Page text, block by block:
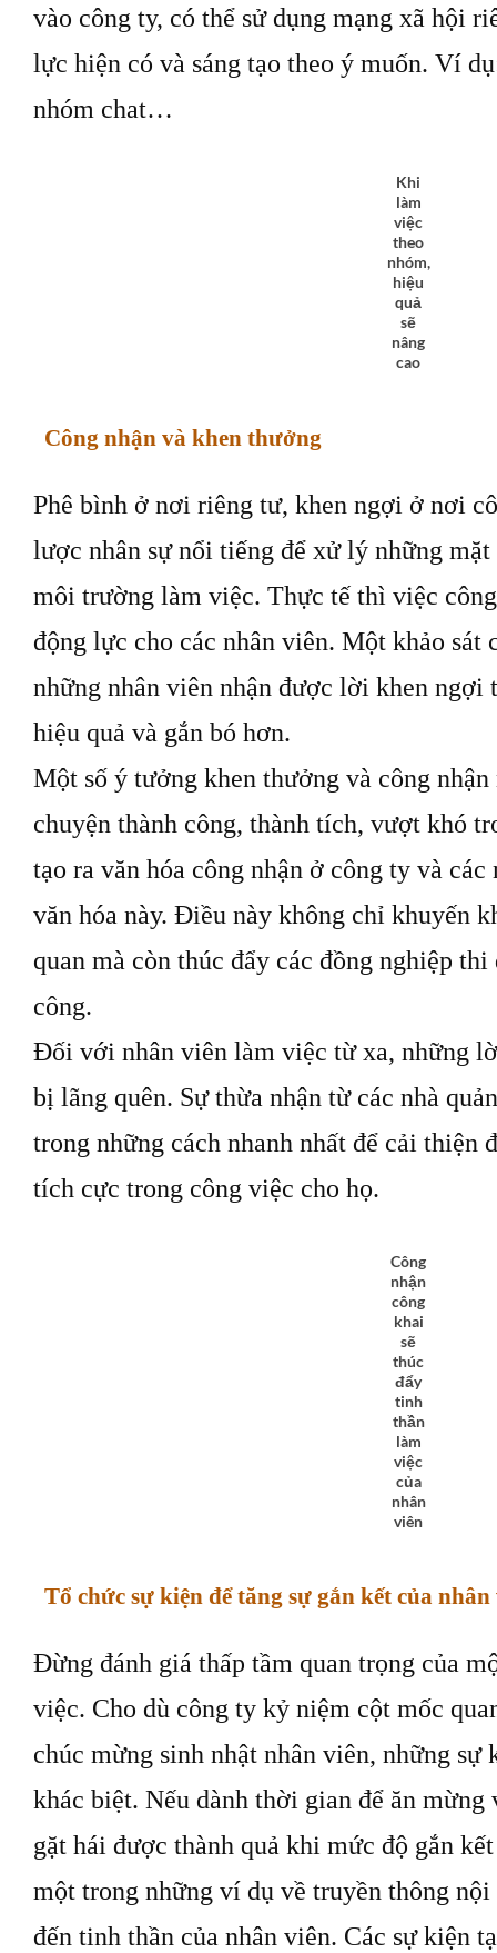
vào công ty, có thể sử dụng mạng xã hội
lực hiện có và sáng tạo theo ý muốn. Ví
nhóm chat…
Khi
làm
việc
theo
nhóm,
hiệu
quả
sẽ
nâng
cao
Công nhận và khen thưởng
Phê bình ở nơi riêng tư, khen ngợi ở nơi
lược nhân sự nổi tiếng để xử lý những
môi trường làm việc. Thực tế thì việc
động lực cho các nhân viên. Một khảo sát
những nhân viên nhận được lời khen ngợi
hiệu quả và gắn bó hơn.
Một số ý tưởng khen thưởng và công
chuyện thành công, thành tích, vượt khó
tạo ra văn hóa công nhận ở công ty và các
văn hóa này. Điều này không chỉ khuyến
quan mà còn thúc đẩy các đồng nghiệp
công.
Đối với nhân viên làm việc từ xa, những
bị lãng quên. Sự thừa nhận từ các nhà
trong những cách nhanh nhất để cải thiện
tích cực trong công việc cho họ.
Công
nhận
công
khai
sẽ
thúc
đẩy
tinh
thần
làm
việc
của
nhân
viên
Tổ chức sự kiện để tăng sự gắn kết của nhân
Đừng đánh giá thấp tầm quan trọng của
việc. Cho dù công ty kỷ niệm cột mốc
chúc mừng sinh nhật nhân viên, những sự
khác biệt. Nếu dành thời gian để ăn
gặt hái được thành quả khi mức độ gắn
một trong những ví dụ về truyền thông nội
đến tinh thần của nhân viên. Các sự kiện